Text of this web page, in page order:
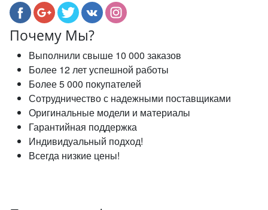
Почему Мы?
Выполнили свыше 10 000 заказов
Более 12 лет успешной работы
Более 5 000 покупателей
Сотрудничество с надежными поставщиками
Оригинальные модели и материалы
Гарантийная поддержка
Индивидуальный подход!
Всегда низкие цены!